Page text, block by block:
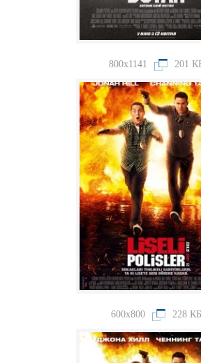
800x1141 201
600x800 228 КБ